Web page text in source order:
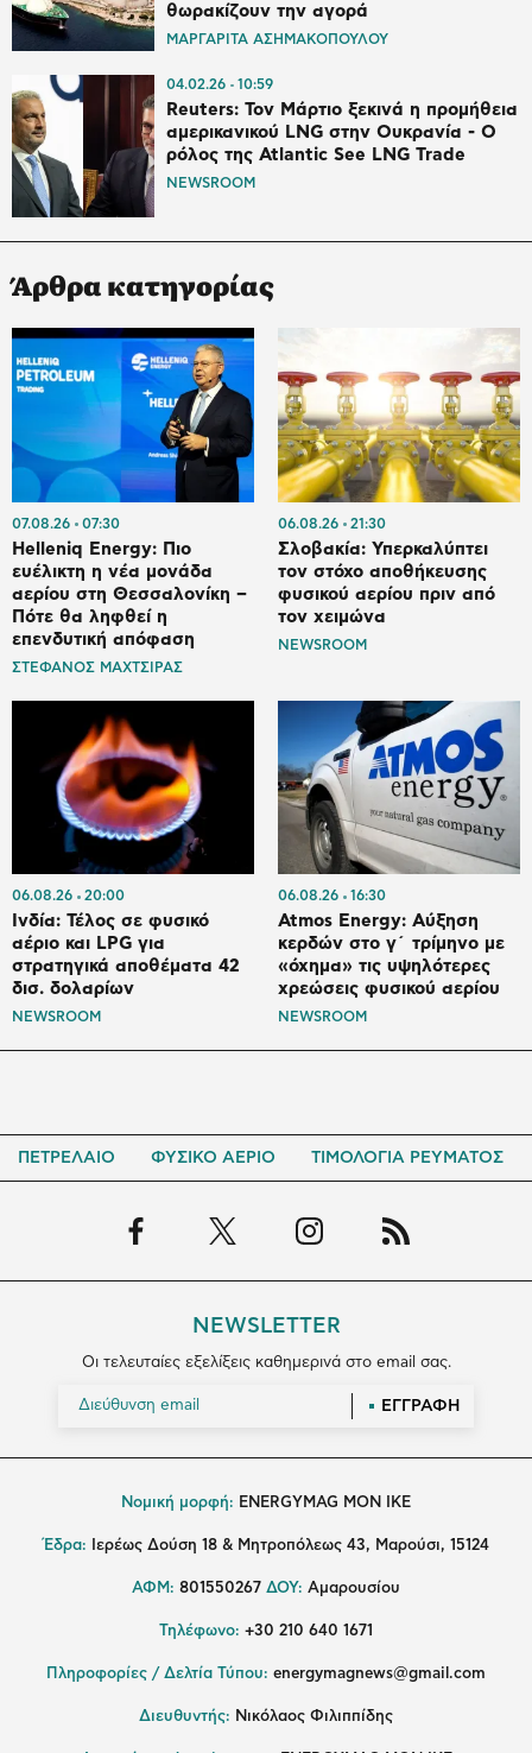
θωρακίζουν την αγορά
ΜΑΡΓΑΡΙΤΑ ΑΣΗΜΑΚΟΠΟΥΛΟΥ
04.02.26 10:59
Reuters: Τον Μάρτιο ξεκινά η προμήθεια
αμερικανικού LNG στην Ουκρανία - Ο
ρόλος της Atlantic See LNG Trade
NEWSROOM
Άρθρα κατηγορίας
07.08.26 07:30
Helleniq Energy: Πιο
ευέλικτη η νέα μονάδα
αερίου στη Θεσσαλονίκη –
Πότε θα ληφθεί η
επενδυτική απόφαση
ΣΤΕΦΑΝΟΣ ΜΑΧΤΣΙΡΑΣ
06.08.26 21:30
Σλοβακία: Υπερκαλύπτει
τον στόχο αποθήκευσης
φυσικού αερίου πριν από
τον χειμώνα
NEWSROOM
06.08.26 20:00
Ινδία: Τέλος σε φυσικό
αέριο και LPG για
στρατηγικά αποθέματα 42
δισ. δολαρίων
NEWSROOM
06.08.26 16:30
Atmos Energy: Αύξηση
κερδών στο γ΄ τρίμηνο με
«όχημα» τις υψηλότερες
χρεώσεις φυσικού αερίου
NEWSROOM
ΠΕΤΡΕΛΑΙΟ ΦΥΣΙΚΟ ΑΕΡΙΟ ΤΙΜΟΛΟΓΙΑ ΡΕΥΜΑΤΟΣ
NEWSLETTER
Οι τελευταίες εξελίξεις καθημερινά στο email σας.
ΕΓΓΡΑΦΗ
Νομική μορφή: ENERGYMAG MON IKE
Έδρα: Ιερέως Δούση 18 & Μητροπόλεως 43, Μαρούσι, 15124
ΑΦΜ: 801550267 ΔΟΥ: Αμαρουσίου
Τηλέφωνο: +30 210 640 1671
Πληροφορίες / Δελτία Τύπου: energymagnews@gmail.com
Διευθυντής: Νικόλαος Φιλιππίδης